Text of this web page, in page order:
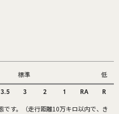
標準 低
3.5 3 2 1 RA R
す。（走行距離10万キロ以内で、き